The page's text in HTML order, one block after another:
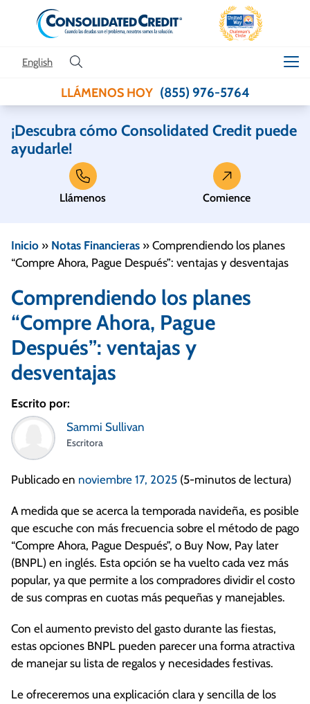
Skip to content
English
LLÁMENOS HOY (855) 976-5764
¡Descubra cómo Consolidated Credit puede
ayudarle!
Llámenos Comience
Inicio » Notas Financieras » Comprendiendo los planes
“Compre Ahora, Pague Después”: ventajas y desventajas
Comprendiendo los planes
“Compre Ahora, Pague
Después”: ventajas y
desventajas
Escrito por:
Sammi Sullivan
Escritora
Publicado en noviembre 17, 2025 (5-minutos de lectura)
A medida que se acerca la temporada navideña, es posible
que escuche con más frecuencia sobre el método de pago
“Compre Ahora, Pague Después”, o Buy Now, Pay later
(BNPL) en inglés. Esta opción se ha vuelto cada vez más
popular, ya que permite a los compradores dividir el costo
de sus compras en cuotas más pequeñas y manejables.
Con el aumento previsto del gasto durante las fiestas,
estas opciones BNPL pueden parecer una forma atractiva
de manejar su lista de regalos y necesidades festivas.
Le ofreceremos una explicación clara y sencilla de los